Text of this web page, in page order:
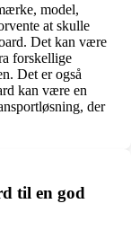
model,
at skulle
Det kan være
forskellige
Det er også
kan være en
der
til en god